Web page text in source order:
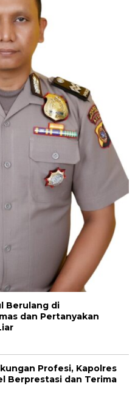
Berulang di
dan Pertanyakan
Profesi, Kapolres
Berprestasi dan Terima